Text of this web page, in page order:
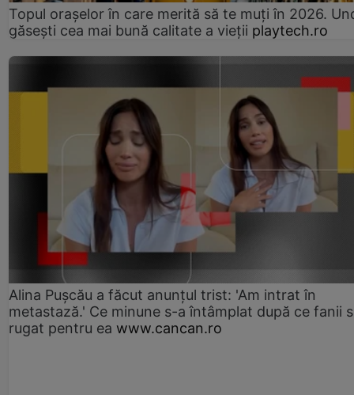
Topul orașelor în care merită să te muți în 2026.
găsești cea mai bună calitate a vieții playtech.ro
Alina Pușcău a făcut anunțul trist: 'Am intrat în
metastază.' Ce minune s-a întâmplat după ce fanii
rugat pentru ea www.cancan.ro